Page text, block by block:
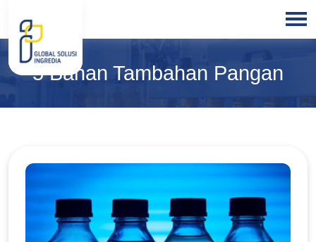
HOME
ABOUT
PARTNER
5 Bahan Tambahan Pangan